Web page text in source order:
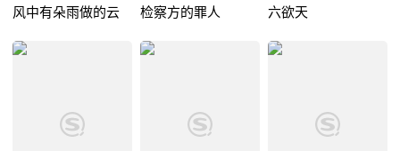
风中有朵雨做的云 检察方的罪人 六欲天